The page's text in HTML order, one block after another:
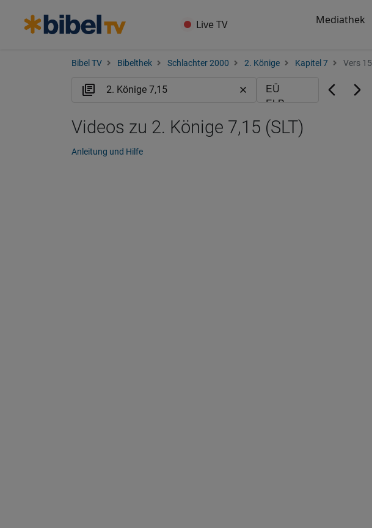
Live TV Mediathek
Bibel TV Bibelthek Schlachter 2000 2. Könige Kapitel 7 Vers 15
Videos zu 2. Könige 7,15 (SLT)
Anleitung und Hilfe